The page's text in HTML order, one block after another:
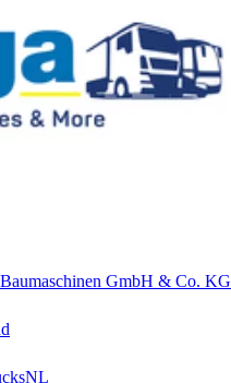
GmbH & Co. KG